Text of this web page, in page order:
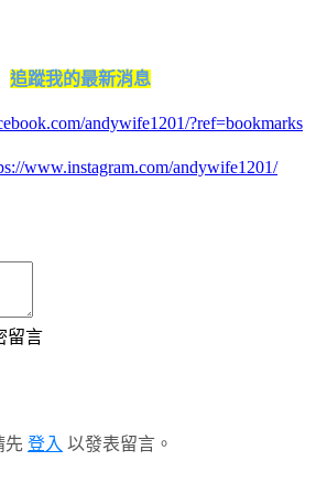
追蹤我的最新消息
andywife1201/?ref=bookmarks
www.instagram.com/andywife1201/
留言
先 登入 以發表留言。